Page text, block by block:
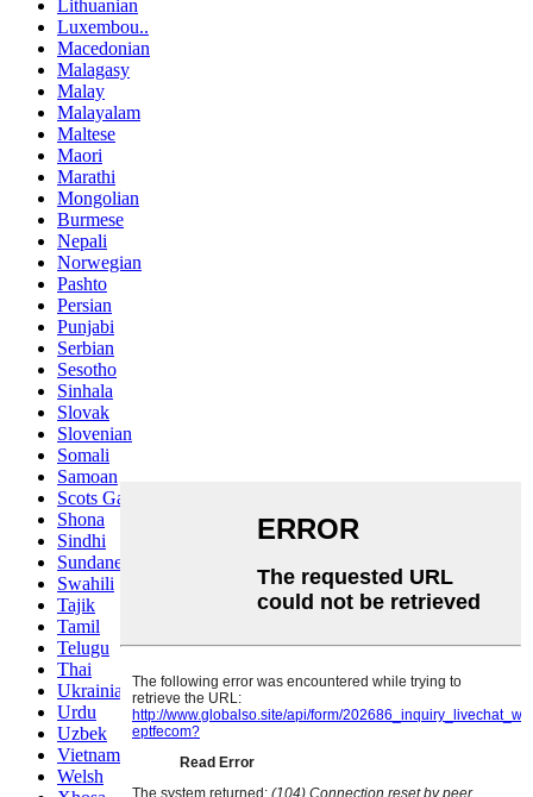
Lithuanian
Luxembou..
Macedonian
Malagasy
Malay
Malayalam
Maltese
Maori
Marathi
Mongolian
Burmese
Nepali
Norwegian
Pashto
Persian
Punjabi
Serbian
Sesotho
Sinhala
Slovak
Slovenian
Somali
Samoan
Scots Gaelic
Shona
Sindhi
Sundanese
Swahili
Tajik
Tamil
Telugu
Thai
Ukrainian
Urdu
Uzbek
Vietnamese
Welsh